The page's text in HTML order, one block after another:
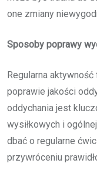
one zmiany
Sposoby poprawy
Regularna
poprawie jakości
oddychania jest
wysiłkowych i
dbać o regularne
przywróceniu